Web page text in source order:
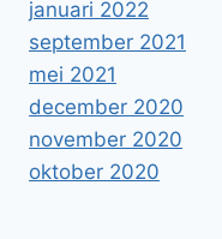
januari 2022
september 2021
mei 2021
december 2020
november 2020
oktober 2020